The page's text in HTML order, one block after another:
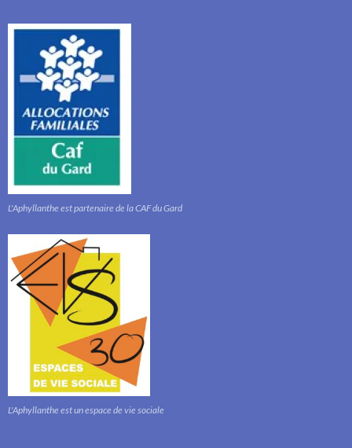
L'Aphyllanthe est partenaire de la CAF du Gard
L'Aphyllanthe est un espace de vie sociale